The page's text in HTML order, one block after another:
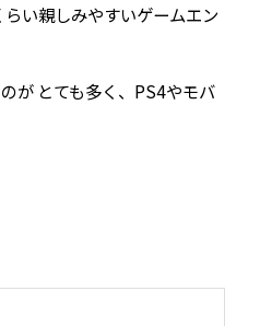
い親しみやすいゲームエン
が とても多く、PS4やモバ